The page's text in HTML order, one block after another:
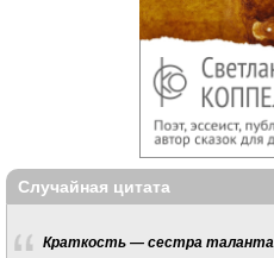
Случайная цитата
Краткость — сестра таланта.